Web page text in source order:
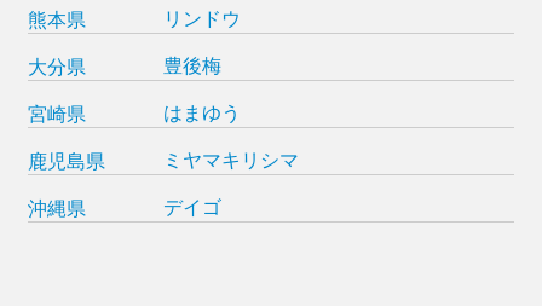
熊本県 リンドウ
大分県 豊後梅
宮崎県 はまゆう
鹿児島県 ミヤマキリシマ
沖縄県 デイゴ